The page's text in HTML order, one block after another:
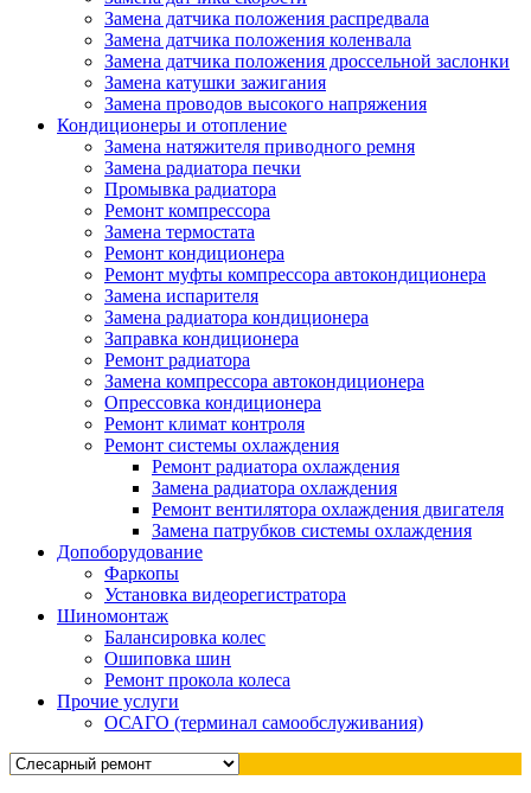
Замена датчика положения распредвала
Замена датчика положения коленвала
Замена датчика положения дроссельной заслонки
Замена катушки зажигания
Замена проводов высокого напряжения
Кондиционеры и отопление
Замена натяжителя приводного ремня
Замена радиатора печки
Промывка радиатора
Ремонт компрессора
Замена термостата
Ремонт кондиционера
Ремонт муфты компрессора автокондиционера
Замена испарителя
Замена радиатора кондиционера
Заправка кондиционера
Ремонт радиатора
Замена компрессора автокондиционера
Опрессовка кондиционера
Ремонт климат контроля
Ремонт системы охлаждения
Ремонт радиатора охлаждения
Замена радиатора охлаждения
Ремонт вентилятора охлаждения двигателя
Замена патрубков системы охлаждения
Допоборудование
Фаркопы
Установка видеорегистратора
Шиномонтаж
Балансировка колес
Ошиповка шин
Ремонт прокола колеса
Прочие услуги
ОСАГО (терминал самообслуживания)